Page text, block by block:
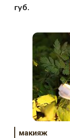
губ.
макияж